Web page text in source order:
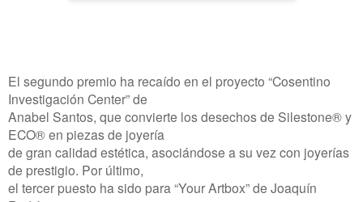
El segundo premio ha recaído en el proyecto “Cosentino
Investigación Center” de
Anabel Santos, que convierte los desechos de Silestone® y
ECO® en piezas de joyería
de gran calidad estética, asociándose a su vez con joyerías
de prestigio. Por último,
el tercer puesto ha sido para “Your Artbox” de Joaquín